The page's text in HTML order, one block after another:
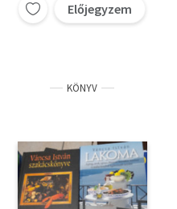
Előjegyzem
KÖNYV